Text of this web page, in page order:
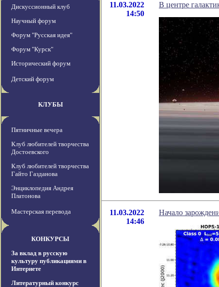
Дискуссионный клуб
Научный форум
Форум "Русская идея"
Форум "Курск"
Исторический форум
Детский форум
КЛУБЫ
Пятничные вечера
Клуб любителей творчества
Достоевского
Клуб любителей творчества
Гайто Газданова
Энциклопедия Андрея
Платонова
Мастерская перевода
КОНКУРСЫ
За вклад в русскую
культуру публикациями в
Интернете
Литературный конкурс
11.03.2022
14:50
В центре
11.03.2022
14:46
Начало